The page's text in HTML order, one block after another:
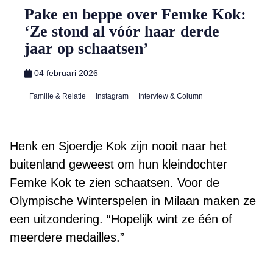
Pake en beppe over Femke Kok:
‘Ze stond al vóór haar derde
jaar op schaatsen’
04 februari 2026
Familie & Relatie Instagram Interview & Column
Henk en Sjoerdje Kok zijn nooit naar het
buitenland geweest om hun kleindochter
Femke Kok te zien schaatsen. Voor de
Olympische Winterspelen in Milaan maken ze
een uitzondering. “Hopelijk wint ze één of
meerdere medailles.”